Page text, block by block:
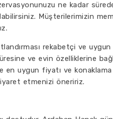
ne kadar
Müşterilerimizin
rekabetçi ve
ve evin özelliklerine
en uygun fiyatı ve
etmenizi öneririz.